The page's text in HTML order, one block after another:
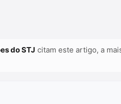
do STJ citam este artigo, a